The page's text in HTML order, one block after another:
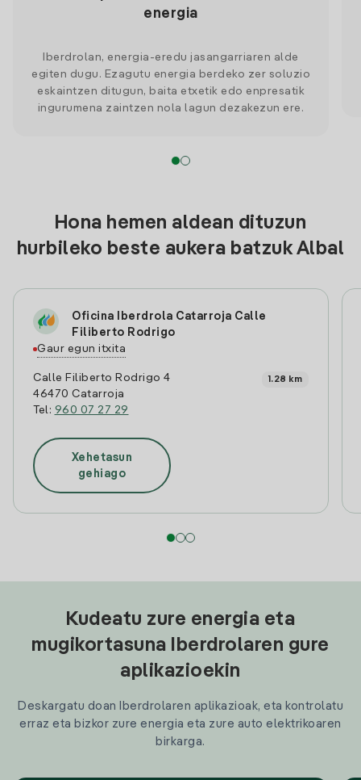
energia
Iberdrolan, energia-eredu jasangarriaren alde
egiten dugu. Ezagutu energia berdeko zer soluzio
eskaintzen ditugun, baita etxetik edo enpresatik
ingurumena zaintzen nola lagun dezakezun ere.
Hona hemen aldean dituzun
hurbileko beste aukera batzuk Albal
Oficina Iberdrola Catarroja Calle
Filiberto Rodrigo
Gaur egun itxita
Calle Filiberto Rodrigo 4
46470 Catarroja
Tel: 960 07 27 29
1.28 km
Xehetasun
gehiago
Kudeatu zure energia eta
mugikortasuna Iberdrolaren gure
aplikazioekin
Deskargatu doan Iberdrolaren aplikazioak, eta kontrolatu
erraz eta bizkor zure energia eta zure auto elektrikoaren
birkarga.